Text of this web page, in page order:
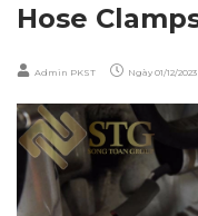
Hose
Admin PKST Ngày 01/12/2023